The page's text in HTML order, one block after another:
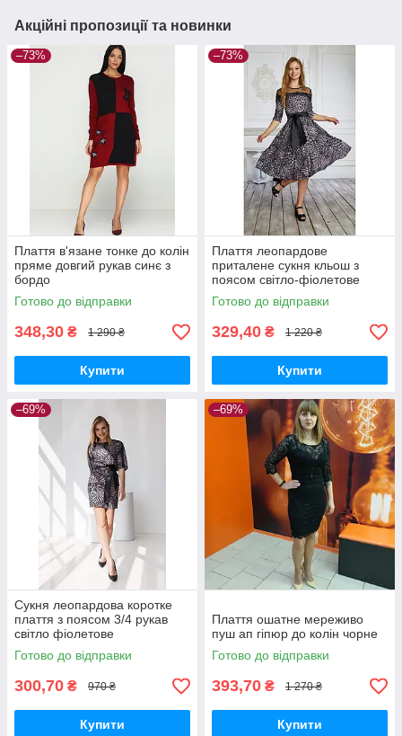
Акційні пропозиції та новинки
–73%
Плаття в'язане тонке до колін
пряме довгий рукав синє з
бордо
Готово до відправки
348,30 ₴ 1 290 ₴
Купити
–73%
Плаття леопардове
приталене сукня кльош з
поясом світло-фіолетове
Готово до відправки
329,40 ₴ 1 220 ₴
Купити
–69%
Сукня леопардова коротке
плаття з поясом 3/4 рукав
світло фіолетове
Готово до відправки
300,70 ₴ 970 ₴
Купити
–69%
Плаття ошатне мереживо
пуш ап гіпюр до колін чорне
Готово до відправки
393,70 ₴ 1 270 ₴
Купити